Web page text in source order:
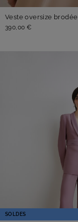
Veste oversize brodée
390,00 €
SOLDES